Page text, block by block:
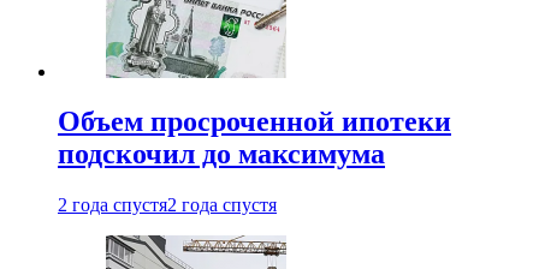
Объем просроченной ипотеки
подскочил до максимума
2 года спустя2 года спустя